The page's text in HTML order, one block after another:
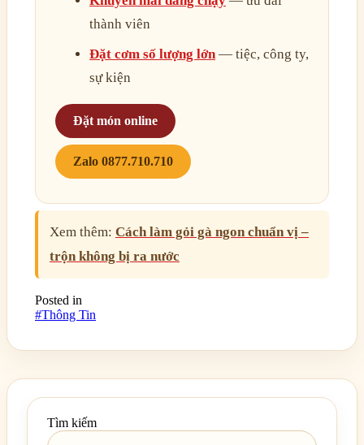
thành viên
Đặt cơm số lượng lớn— tiệc, công ty,
sự kiện
Đặt món online
Zalo 0877.710.710
Xem thêm: Cách làm gỏi gà ngon chuẩn vị –
trộn không bị ra nước
Posted in
#Thông Tin
Tìm kiếm